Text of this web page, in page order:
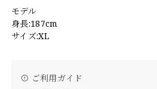
モデル
身長:187cm
サイズ:XL
ご利用ガイド